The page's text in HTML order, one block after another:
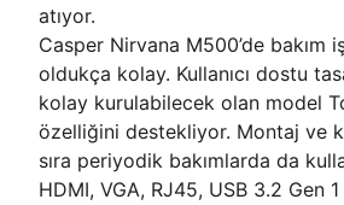
atıyor.
Casper Nirvana M500’de bakım
oldukça kolay. Kullanıcı dostu
kolay kurulabilecek olan model
özelliğini destekliyor. Montaj ve
sıra periyodik bakımlarda da
HDMI, VGA, RJ45, USB 3.2 Gen